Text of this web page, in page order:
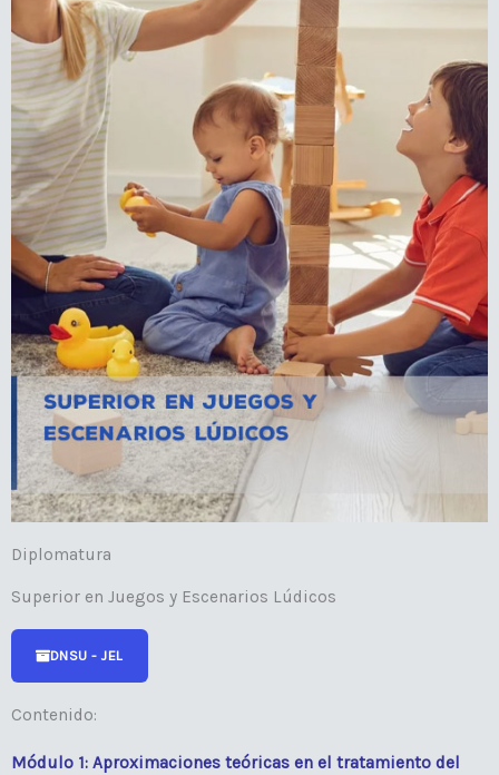
Diplomatura
Superior en Juegos y Escenarios Lúdicos
DNSU - JEL
Contenido:
Módulo 1: Aproximaciones teóricas en el tratamiento del